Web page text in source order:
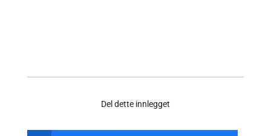
Del dette innlegget